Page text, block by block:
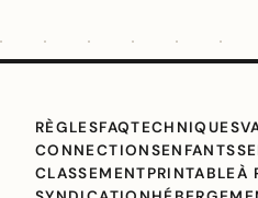
RÈGLESFAQTECHNIQUES
CONNECTIONSENFANTS
CLASSEMENTPRINTABLEÀ